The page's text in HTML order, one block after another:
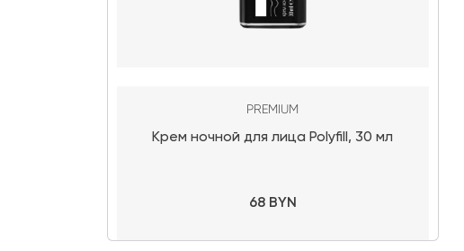
PREMIUM
Крем ночной для лица Polyfill, 30 мл
68 BYN